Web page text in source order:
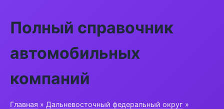
Полный справочник
автомобильных
компаний
Главная » Дальневосточный федеральный округ »